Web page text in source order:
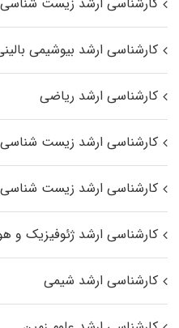
کارشناسی ارشد بیوشیمی
کارشناسی ارشد ریاضی
کارشناسی ارشد زیست‌
کارشناسی ارشد زیست‌ شناسی
کارشناسی ارشد ژئوفیزیک و
کارشناسی ارشد شیمی